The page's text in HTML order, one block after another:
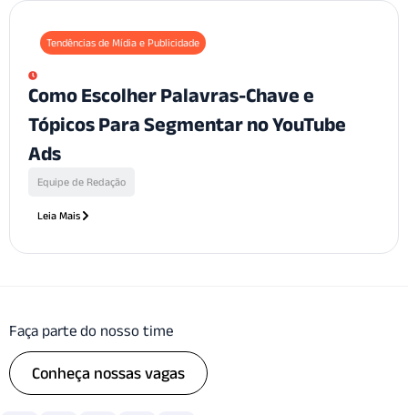
Tendências de Mídia e Publicidade
Como Escolher Palavras-Chave e
Tópicos Para Segmentar no YouTube
Ads
Equipe de Redação
Leia Mais
Faça parte do nosso time
Conheça nossas vagas